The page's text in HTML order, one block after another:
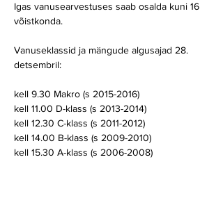
Igas vanusearvestuses saab osalda kuni 16
võistkonda.
Vanuseklassid ja mängude algusajad 28.
detsembril:
kell 9.30 Makro (s 2015-2016)
kell 11.00 D-klass (s 2013-2014)
kell 12.30 C-klass (s 2011-2012)
kell 14.00 B-klass (s 2009-2010)
kell 15.30 A-klass (s 2006-2008)